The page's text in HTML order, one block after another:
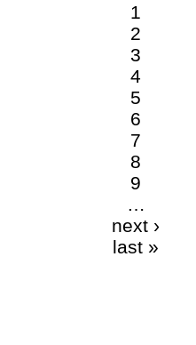
1
2
3
4
5
6
7
8
9
…
next ›
last »